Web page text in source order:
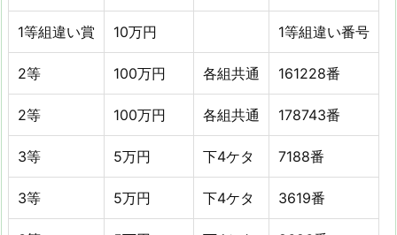
1等組違い賞 10万円 1等組違い番号
2等 100万円 各組共通 161228番
2等 100万円 各組共通 178743番
3等 5万円 下4ケタ 7188番
3等 5万円 下4ケタ 3619番